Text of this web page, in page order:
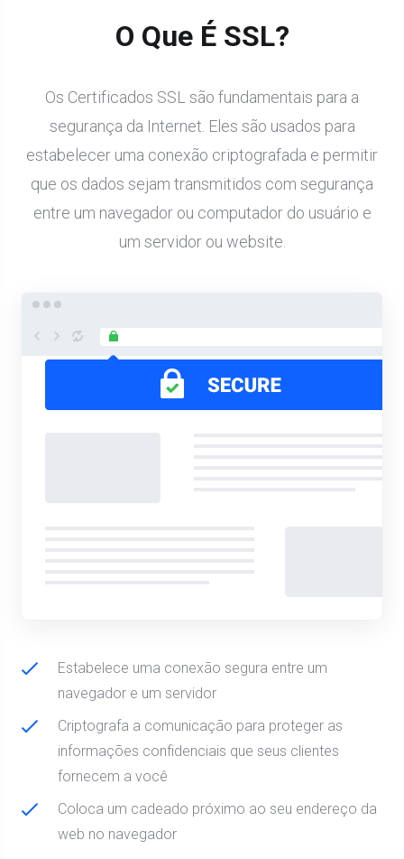
O Que É SSL?
Os Certificados SSL são fundamentais para a
segurança da Internet. Eles são usados ​​para
estabelecer uma conexão criptografada e permitir
que os dados sejam transmitidos com segurança
entre um navegador ou computador do usuário e
um servidor ou website.
Estabelece uma conexão segura entre um
navegador e um servidor
Criptografa a comunicação para proteger as
informações confidenciais que seus clientes
fornecem a você
Coloca um cadeado próximo ao seu endereço da
web no navegador